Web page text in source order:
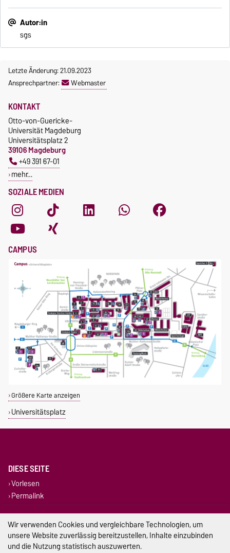
Autor:in
sgs
Letzte Änderung: 21.09.2023
Ansprechpartner:
Webmaster
SOZIALE MEDIEN
KONTAKT
Otto-von-Guericke-
Universität Magdeburg
Universitätsplatz 2
39106 Magdeburg
+49 391 67-01
mehr…
CAMPUS
Größere Karte anzeigen
Universitätsplatz
DIESE SEITE
Vorlesen
Permalink
Impressum
Datenschutz
Wir verwenden Cookies und vergleichbare Technologien, um
unsere Website zuverlässig bereitzustellen, Inhalte einzubinden
und die Nutzung statistisch auszuwerten.